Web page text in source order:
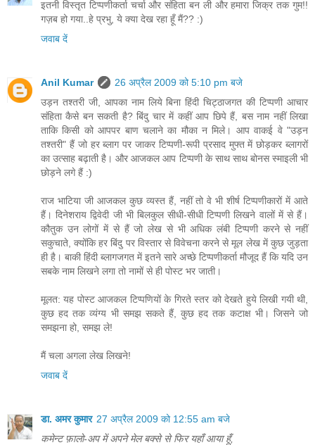
इतनी विस्तृत टिप्पणीकर्ता चर्चा और संहिता बन ली और हमारा जिक्र तक गुम!!
गज़ब हो गया..हे प्रभु, ये क्या देख रहा हूँ मैं?? :)
जवाब दें
Anil Kumar
26 अप्रैल 2009 को 5:10 pm बजे
उड़न तश्तरी जी, आपका नाम लिये बिना हिंदी चिट्ठाजगत की टिप्पणी आचार
संहिता कैसे बन सकती है? बिंदु चार में कहीं आप छिपे हैं, बस नाम नहीं लिखा
ताकि किसी को आपपर बाण चलाने का मौका न मिले। आप वाकई वे "उड़न
तश्तरी" हैं जो हर ब्लाग पर जाकर टिप्पणी-रूपी प्रसाद मुफ्त में छोड़कर ब्लागरों
का उत्साह बढ़ाती है। और आजकल आप टिप्पणी के साथ साथ बोनस स्माइली भी
छोड़ने लगे हैं :)
राज भाटिया जी आजकल कुछ व्यस्त हैं, नहीं तो वे भी शीर्ष टिप्पणीकारों में आते
हैं। दिनेशराय द्विवेदी जी भी बिलकुल सीधी-सीधी टिप्पणी लिखने वालों में से हैं।
कौतुक उन लोगों में से हैं जो लेख से भी अधिक लंबी टिप्पणी करने से नहीं
सकुचाते, क्योंकि हर बिंदु पर विस्तार से विवेचना करने से मूल लेख में कुछ जुड़ता
ही है। बाकी हिंदी ब्लागजगत में इतने सारे अच्छे टिप्पणीकर्ता मौजूद हैं कि यदि उन
सबके नाम लिखने लगा तो नामों से ही पोस्ट भर जाती।
मूलत: यह पोस्ट आजकल टिप्पणियों के गिरते स्तर को देखते हुये लिखी गयी थी,
कुछ हद तक व्यंग्य भी समझ सकते हैं, कुछ हद तक कटाक्ष भी। जिसने जो
समझना हो, समझ ले!
मैं चला अगला लेख लिखने!
जवाब दें
डा. अमर कुमार 27 अप्रैल 2009 को 12:55 am बजे
कमेन्ट फ़ालो-अप में अपने मेल बक्से से फिर यहाँ आया हूँ,